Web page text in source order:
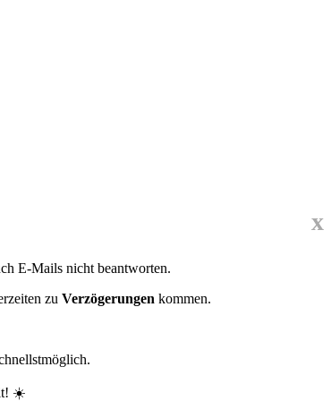
x
E-Mails nicht beantworten.
zu Verzögerungen kommen.
☀️